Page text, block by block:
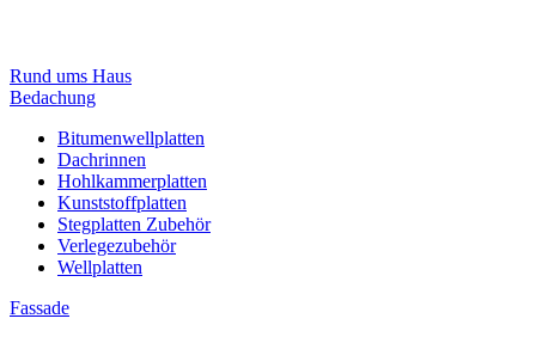
Rund ums Haus
Bedachung
Bitumenwellplatten
Dachrinnen
Hohlkammerplatten
Kunststoffplatten
Stegplatten Zubehör
Verlegezubehör
Wellplatten
Fassade